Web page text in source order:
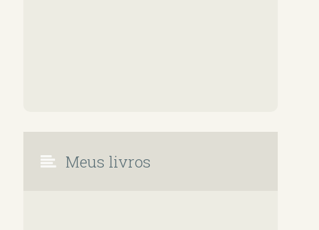
Meus livros